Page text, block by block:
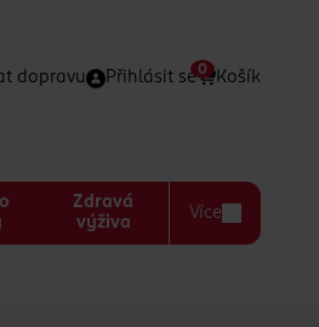
dopravu Přihlásit se Košík
0
Zdravá
výživa
Více